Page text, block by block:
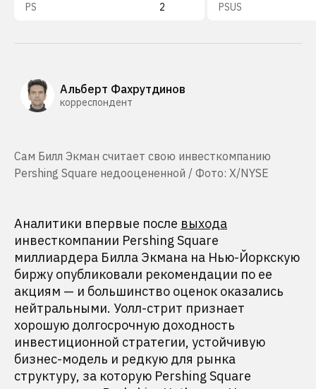
PS 2 PSUS
Альберт Фахрутдинов
корреспондент
Сам Билл Экман считает свою инвесткомпанию
Pershing Square недооцененной / Фото: X/NYSE
Аналитики впервые после выхода
инвесткомпании Pershing Square
миллиардера Билла Экмана на Нью-Йоркскую
биржу опубликовали рекомендации по ее
акциям — и большинство оценок оказались
нейтральными. Уолл-стрит признает
хорошую долгосрочную доходность
инвестиционной стратегии, устойчивую
бизнес-модель и редкую для рынка
структуру, за которую Pershing Square